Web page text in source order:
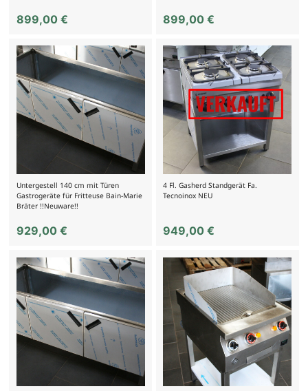
899,00 € 899,00€
Untergestell 140 cm mit Türen
Gastrogeräte für Fritteuse Bain-Marie
Bräter !!Neuware!!
929,00 €
4 Fl. Gasherd Standgerät Fa.
Tecnoinox NEU
949,00€